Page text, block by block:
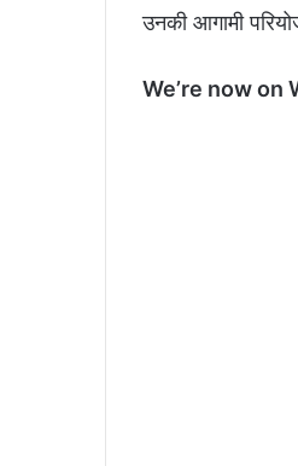
उनकी आगामी
We’re now on